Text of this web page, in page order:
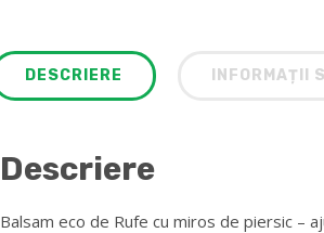
DESCRIERE INFORMAȚII
Descriere
Balsam eco de Rufe cu miros de piersic –